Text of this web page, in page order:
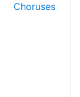
Choruses